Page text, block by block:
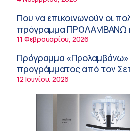
Kavita Patel: Ένα στα πέντε
φάρμακα φτάνει τελικά
9:21 πμ
Υπάρχει τελικά «δίαιτα
λέει η επιστήμη για τη
συμπληρώματα
7:38 πμ
Πυρκαγιά στη Δυτική
τη δημόσια υγεία
Metropolitan Hospital: Στο
Που να επικοινωνούν οι
πρόγραμμα ΠΡΟΛΑΜΒΑΝΩ
παχυσαρκίας
11 Φεβρουαρίου, 2026
Πρόγραμμα
προγράμματος από τον
Δωρεάν προληπτικές
2030
12 Ιουνίου, 2026